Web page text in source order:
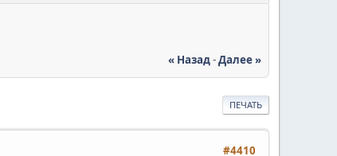
« Назад-Далее »
ПЕЧАТЬ
#4410